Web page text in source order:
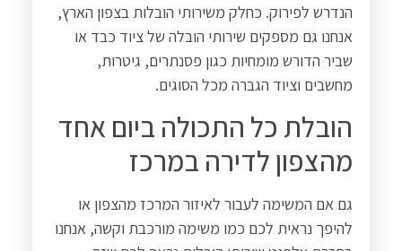
הנדרש לפירוק. כחלק משירותי הובלות בצפון הארץ,
אנחנו גם מספקים שירותי הובלה של ציוד כבד או
שביר הדורש מומחיות כגון פסנתרים, גיטרות,
מחשבים וציוד הגברה מכל הסוגים.
הובלת כל התכולה ביום אחד
מהצפון לדירה במרכז
גם אם המשימה לעבור לאיזור המרכז מהצפון או
להיפך נראית לכם כמו משימה מורכבת וקשה, אנחנו